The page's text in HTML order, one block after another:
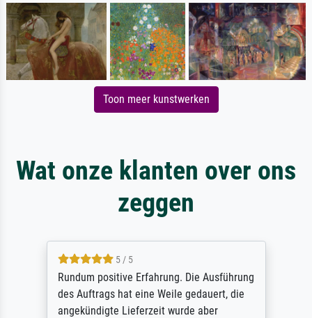
Toon meer kunstwerken
Wat onze klanten over ons
zeggen
5 / 5
Rundum positive Erfahrung. Die Ausführung
des Auftrags hat eine Weile gedauert, die
angekündigte Lieferzeit wurde aber